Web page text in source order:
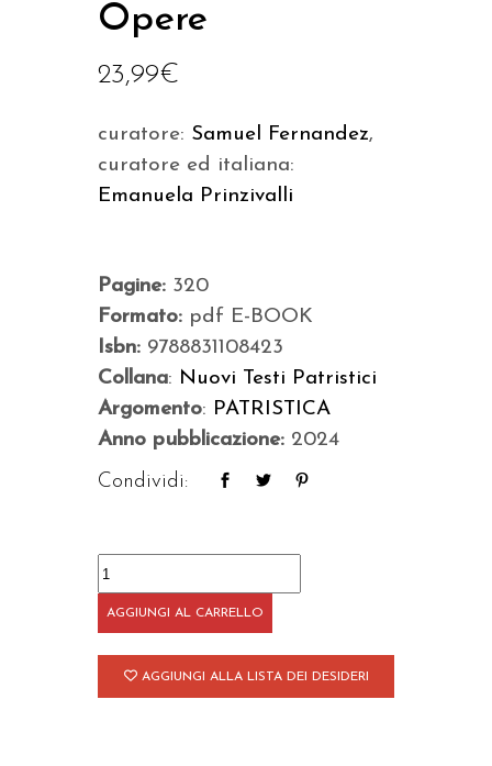
Opere
23,99€
curatore: Samuel Fernandez,
curatore ed italiana:
Emanuela Prinzivalli
Pagine: 320
Formato: pdf E-BOOK
Isbn: 9788831108423
Collana: Nuovi Testi Patristici
Argomento: PATRISTICA
Anno pubblicazione: 2024
Condividi:
Opere
quantità
AGGIUNGI AL CARRELLO
AGGIUNGI ALLA LISTA DEI DESIDERI